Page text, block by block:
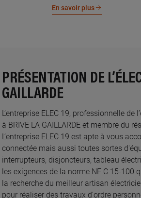
En savoir plus
PRÉSENTATION DE
GAILLARDE
L’entreprise ELEC 19, professionnelle
à BRIVE LA GAILLARDE et membre du
L’entreprise ELEC 19 est apte à vous
connectée mais aussi toutes sortes
interrupteurs, disjoncteurs, tableau
les exigences de la norme NF C 15-100
la recherche du meilleur artisan
pour réaliser des travaux d'ordre